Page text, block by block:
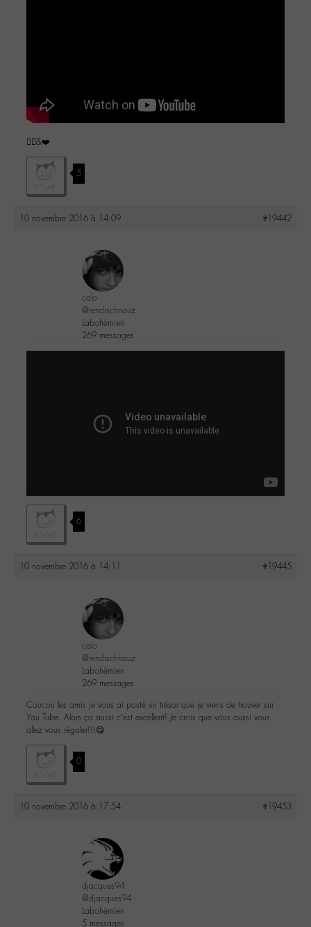
✌🏼️&❤️
5
10 novembre 2016 à 14:09 #19442
calo
@tendrschnauz
Labohémien
269 messages
6
10 novembre 2016 à 14:11 #19445
calo
@tendrschnauz
Labohémien
269 messages
Coucou les amis je vous ai posté un trésor que je viens de trouver sur
You Tube. Alors ça aussi c’est excellent! Je crois que vous aussi vous
allez vous régaler!!!😋
0
10 novembre 2016 à 17:54 #19453
djacques94
@djacques94
Labohémien
5 messages